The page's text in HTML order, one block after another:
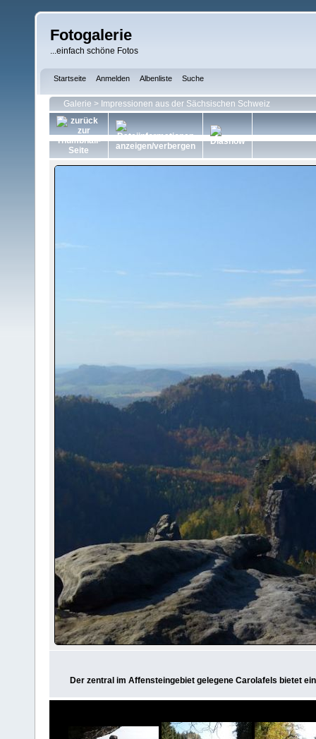
Fotogalerie
...einfach schöne Fotos
Startseite Anmelden Albenliste Suche
Galerie > Impressionen aus der Sächsischen Schweiz
Der zentral im Affensteingebiet gelegene Carolafels bietet